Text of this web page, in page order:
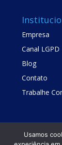
Empresa
Canal LGPD
Blog
Contato
Trabalhe
Usamos